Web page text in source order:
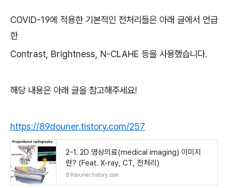
COVID-19에 적용한 기본적인 전처리들은 아래 글에서 언급
한
Contrast, Brightness, N-CLAHE 등을 사용했습니다.
해당 내용은 아래 글을 참고해주세요!
https://89douner.tistory.com/257
2-1. 2D 영상의료(medical imaging) 이미지
란? (Feat. X-ray, CT, 전처리)
89douner.tistory.com